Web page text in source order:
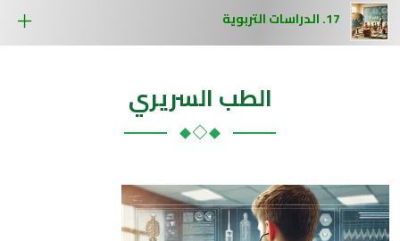
17. الدراسات التربوية
الطب السريري